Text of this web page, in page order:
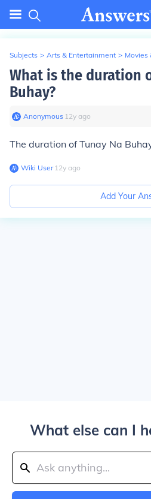
Subjects > Arts & Entertainment > Movies
What is the duration
Buhay?
Anonymous∙ 12y ago
The duration of Tunay Na
Wiki User∙12y ago
Add Your
What else can I